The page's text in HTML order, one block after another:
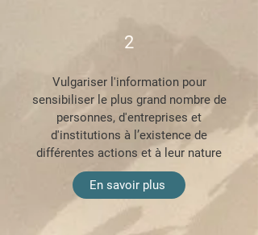
2
Vulgariser l'information pour
sensibiliser le plus grand nombre de
personnes, d'entreprises et
d'institutions à l’existence de
différentes actions et à leur nature
En savoir plus